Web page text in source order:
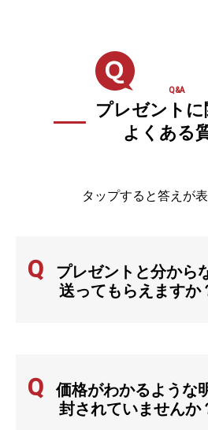
Q&A
プレゼントに
よくある
タップすると答えが
Q
プレゼントと分から
送ってもらえますか
Q
価格がわかるような
封されていませんか